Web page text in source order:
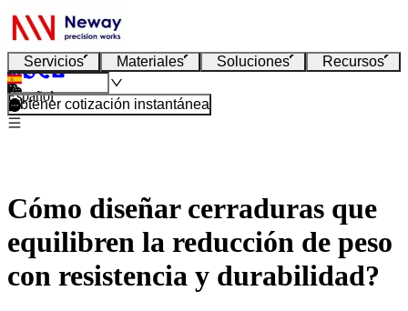
Servicios Materiales Soluciones Recursos
Español
Obtener cotización instantánea
Cómo diseñar cerraduras que
equilibren la reducción de peso
con resistencia y durabilidad?